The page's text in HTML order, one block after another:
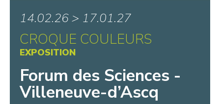
14.02.26 > 17.01.27
CROQUE COULEURS
EXPOSITION
Forum des Sciences -
Villeneuve-d’Ascq